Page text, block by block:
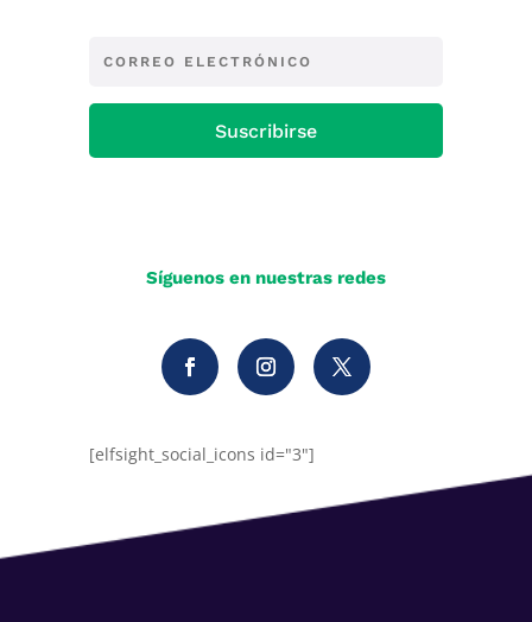
Suscribirse
Síguenos en nuestras redes
[elfsight_social_icons id="3"]